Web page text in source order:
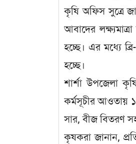
কৃষি অফিস সুত্রে
আবাদের
হচ্ছে। এর মধ্যে
হচ্ছে।
শার্শা উপজেলা
কর্মসূচীর আওতায়
সার, বীজ বিতরণ
কৃষকরা জানান,